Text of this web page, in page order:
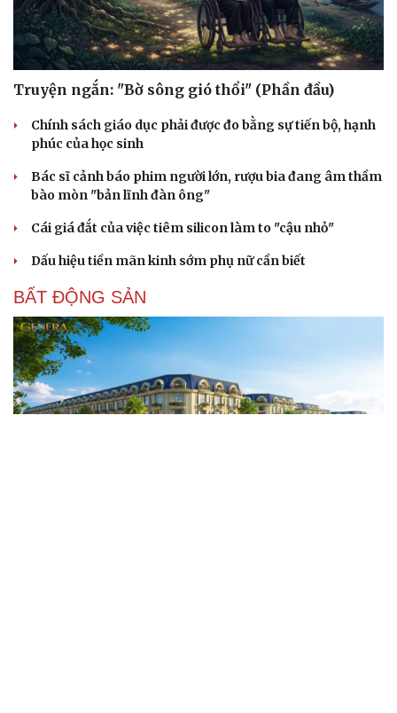
Truyện ngắn: "Bờ sông gió thổi" (Phần đầu)
Chính sách giáo dục phải được đo bằng sự tiến bộ, hạnh
phúc của học sinh
Bác sĩ cảnh báo phim người lớn, rượu bia đang âm thầm
bào mòn "bản lĩnh đàn ông"
Cái giá đắt của việc tiêm silicon làm to "cậu nhỏ"
Dấu hiệu tiền mãn kinh sớm phụ nữ cần biết
BẤT ĐỘNG SẢN